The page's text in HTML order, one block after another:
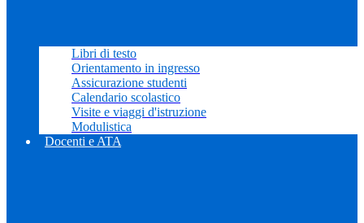
Libri di testo
Orientamento in ingresso
Assicurazione studenti
Calendario scolastico
Visite e viaggi d'istruzione
Modulistica
Docenti e ATA